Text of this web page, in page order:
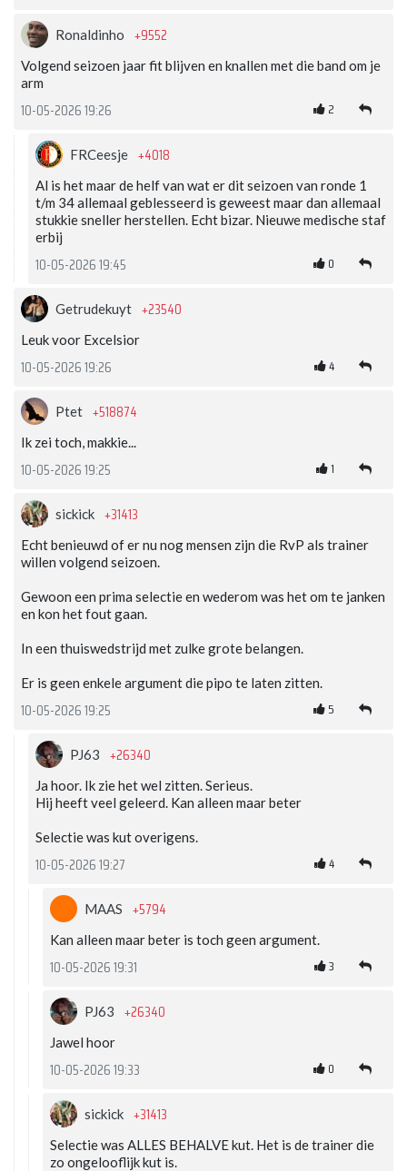
Ronaldinho +9552
Volgend seizoen jaar fit blijven en knallen met die band om je
arm
10-05-2026 19:26 2
FRCeesje +4018
Al is het maar de helf van wat er dit seizoen van ronde 1
t/m 34 allemaal geblesseerd is geweest maar dan allemaal
stukkie sneller herstellen. Echt bizar. Nieuwe medische staf
erbij
10-05-2026 19:45 0
Getrudekuyt +23540
Leuk voor Excelsior
10-05-2026 19:26 4
Ptet +518874
Ik zei toch, makkie...
10-05-2026 19:25 1
sickick +31413
Echt benieuwd of er nu nog mensen zijn die RvP als trainer
willen volgend seizoen.
Gewoon een prima selectie en wederom was het om te janken
en kon het fout gaan.
In een thuiswedstrijd met zulke grote belangen.
Er is geen enkele argument die pipo te laten zitten.
10-05-2026 19:25 5
PJ63 +26340
Ja hoor. Ik zie het wel zitten. Serieus.
Hij heeft veel geleerd. Kan alleen maar beter
Selectie was kut overigens.
10-05-2026 19:27 4
MAAS +5794
Kan alleen maar beter is toch geen argument.
10-05-2026 19:31 3
PJ63 +26340
Jawel hoor
10-05-2026 19:33 0
sickick +31413
Selectie was ALLES BEHALVE kut. Het is de trainer die
zo ongelooflijk kut is.